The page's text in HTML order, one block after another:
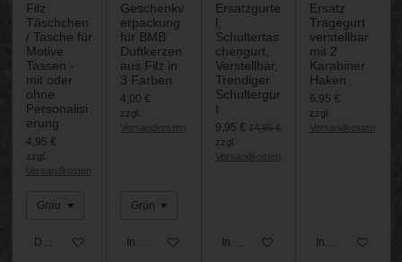
Filz
Täschchen
/ Tasche für
Motive
Tassen -
mit oder
ohne
Personalisi
erung
4,95 €
zzgl.
Versandkosten
Details anzeigen
Geschenkv
erpackung
für BMB
Duftkerzen
aus Filz in
3 Farben
4,00 €
zzgl.
Versandkosten
In den Warenkorb
Ersatzgurte
l,
Schultertas
chengurt,
Verstellbar,
Trendiger
Schultergur
t
9,95 € 14,95 €
zzgl.
Versandkosten
In den Warenkorb
Ersatz
Tragegurt
verstellbar
mit 2
Karabiner
Haken
6,95 €
zzgl.
Versandkosten
In den